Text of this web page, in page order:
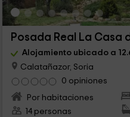
Posada Real La Casa
Alojamiento ubicado a
Calatañazor, Soria
0 opiniones
Por habitaciones
14 personas